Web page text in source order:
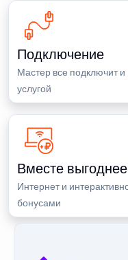
Подключение
Мастер все подключит и
услугой
Вместе выгоднее
Интернет и
бонусами